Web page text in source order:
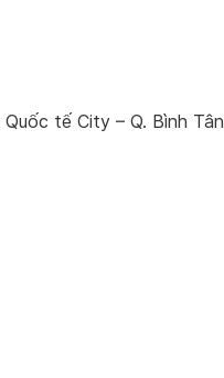
Quốc tế City – Q. Bình Tân